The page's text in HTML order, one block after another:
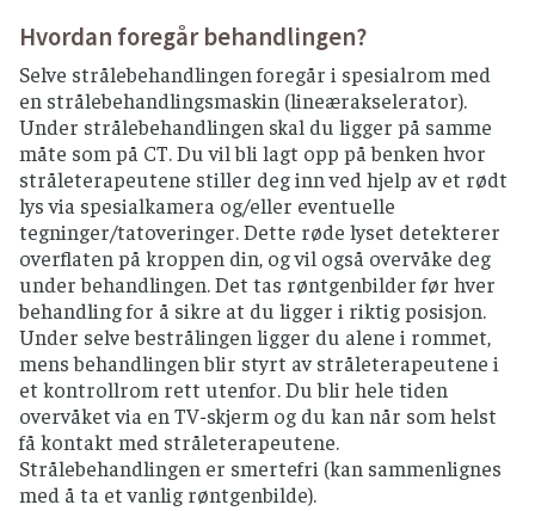
Hvordan foregår behandlingen?
Selve strålebehandlingen foregår i spesialrom med
en strålebehandlingsmaskin (lineærakselerator).
Under strålebehandlingen skal du ligger på samme
måte som på CT. Du vil bli lagt opp på benken hvor
stråleterapeutene stiller deg inn ved hjelp av et rødt
lys via spesialkamera og/eller eventuelle
tegninger/tatoveringer. Dette røde lyset detekterer
overflaten på kroppen din, og vil også overvåke deg
under behandlingen. Det tas røntgenbilder før hver
behandling for å sikre at du ligger i riktig posisjon.
Under selve bestrålingen ligger du alene i rommet,
mens behandlingen blir styrt av stråleterapeutene i
et kontrollrom rett utenfor. Du blir hele tiden
overvåket via en TV-skjerm og du kan når som helst
få kontakt med stråleterapeutene.
Strålebehandlingen er smertefri (kan sammenlignes
med å ta et vanlig røntgenbilde).